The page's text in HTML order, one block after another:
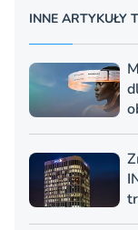
INNE ARTYKUŁY